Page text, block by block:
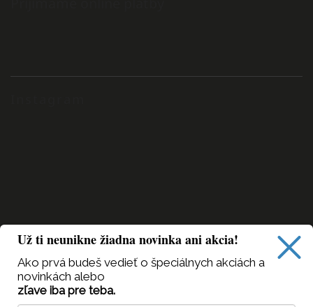
Už ti neunikne žiadna novinka ani akcia!
Ako prvá budeš vedieť o špeciálnych akciách a
novinkách alebo
zľave iba pre teba.